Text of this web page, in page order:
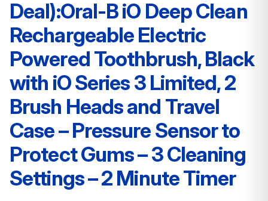
Deal):Oral-B iO Deep Clean
Rechargeable Electric
Powered Toothbrush, Black
with iO Series 3 Limited, 2
Brush Heads and Travel
Case – Pressure Sensor to
Protect Gums – 3 Cleaning
Settings – 2 Minute Timer